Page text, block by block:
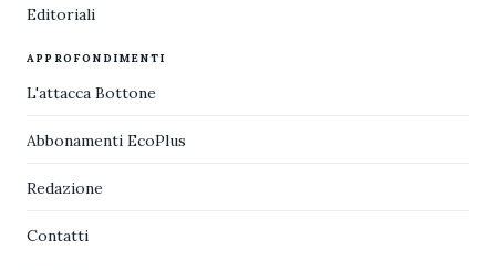
Editoriali
APPROFONDIMENTI
L'attacca Bottone
Abbonamenti EcoPlus
Redazione
Contatti